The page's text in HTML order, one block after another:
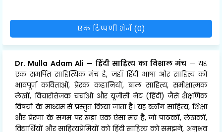
एक टिप्पणी भेजें (0)
Dr. Mulla Adam Ali — हिंदी साहित्य का विशाल मंच — यह
एक समर्पित साहित्यिक मंच है, जहाँ हिंदी भाषा और साहित्य को
भावपूर्ण कविताओं, प्रेरक कहानियों, बाल साहित्य, समीक्षात्मक
लेखों, विचारोत्तेजक चर्चाओं और यूजीसी नेट (हिंदी) जैसे शैक्षणिक
विषयों के माध्यम से प्रस्तुत किया जाता है। यह ब्लॉग साहित्य, शिक्षा
और प्रेरणा के संगम पर खड़ा एक ऐसा मंच है, जो पाठकों, लेखकों,
विद्यार्थियों और साहित्यप्रेमियों को हिंदी साहित्य को समझने, अनुभव